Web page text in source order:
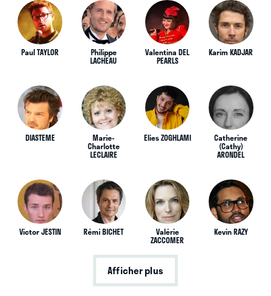
Paul TAYLOR Philippe
LACHEAU
Valentina DEL
PEARLS
Karim KADJAR
DIASTEME Marie-
Charlotte
LECLAIRE
Elies ZOGHLAMI Catherine
(Cathy)
ARONDEL
Victor JESTIN Rémi BICHET Valérie
ZACCOMER
Kevin RAZY
Afficher plus